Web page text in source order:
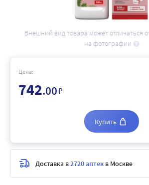
Внешний вид товара может отличаться
на фотографии
Цена:
742.00₽
Купить
Доставка в2720 аптек в Москве